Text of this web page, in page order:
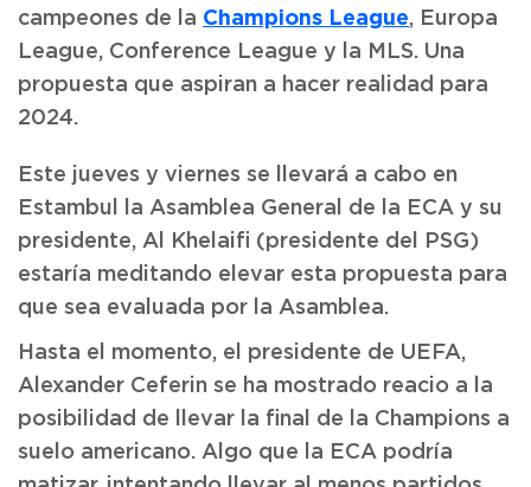
campeones de la Champions League, Europa
League, Conference League y la MLS. Una
propuesta que aspiran a hacer realidad para
2024.
Este jueves y viernes se llevará a cabo en
Estambul la Asamblea General de la ECA y su
presidente, Al Khelaifi (presidente del PSG)
estaría meditando elevar esta propuesta para
que sea evaluada por la Asamblea.
Hasta el momento, el presidente de UEFA,
Alexander Ceferin se ha mostrado reacio a la
posibilidad de llevar la final de la Champions a
suelo americano. Algo que la ECA podría